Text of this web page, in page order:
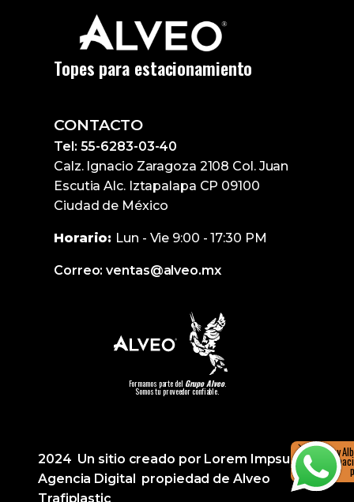
Hola, soy
más
Topes para estacionamiento
CONTACTO
Tel: 55-6283-03-40
Calz. Ignacio Zaragoza 2108 Col. Juan
Escutia Alc. Iztapalapa CP 09100
Ciudad de México
Horario: Lun - Vie 9:00 - 17:30 PM
Correo: ventas@alveo.mx
Formamos parte del Grupo Alveo.
Somos tu proveedor confiable.
2024 Un sitio creado por Lorem Impsumx
Agencia Digital propiedad de Alveo
Trafiplastic